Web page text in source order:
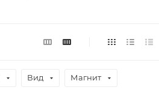
Вид Магнит